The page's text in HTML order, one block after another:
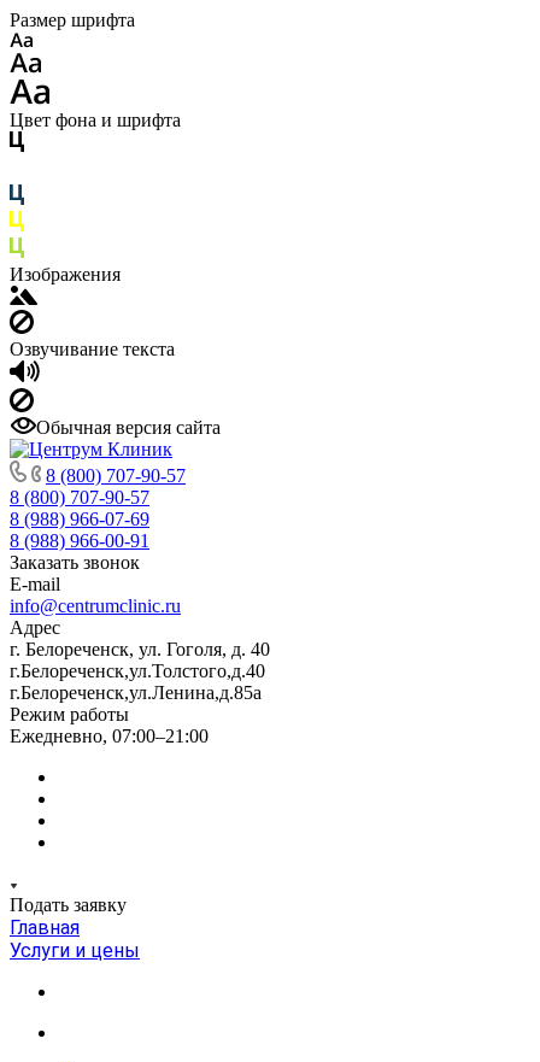
Размер шрифта
Цвет фона и шрифта
Изображения
Озвучивание текста
Обычная версия сайта
8 (800) 707-90-57
8 (800) 707-90-57
8 (988) 966-07-69
8 (988) 966-00-91
Заказать звонок
E-mail
info@centrumclinic.ru
Адрес
г. Белореченск, ул. Гоголя, д. 40
г.Белореченск,ул.Толстого,д.40
г.Белореченск,ул.Ленина,д.85а
Режим работы
Ежедневно, 07:00–21:00
Подать заявку
Главная
Услуги и цены